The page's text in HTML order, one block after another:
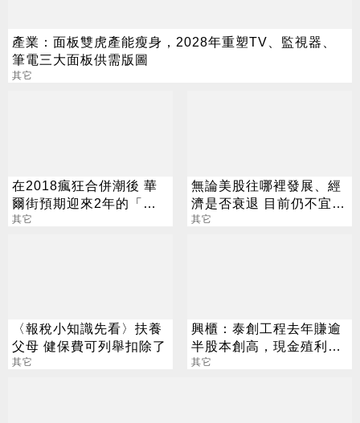
產業：面板雙虎產能瘦身，2028年重塑TV、監視器、
筆電三大面板供需版圖
其它
在2018瘋狂合併潮後 華
爾街預期迎來2年的「併
購」空窗期
其它
無論美股往哪裡發展、經
濟是否衰退 目前仍不宜棄
子投降？
其它
〈報稅小知識先看〉扶養
父母 健保費可列舉扣除了
其它
興櫃：泰創工程去年賺逾
半股本創高，現金殖利率
逾5％，估今年業績再攀
其它